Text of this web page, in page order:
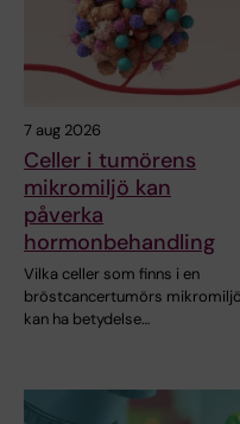
7 aug 2026
Celler i tumörens
mikromiljö kan
påverka
hormonbehandling
Vilka celler som finns i en
bröstcancertumörs mikromiljö
kan ha betydelse…